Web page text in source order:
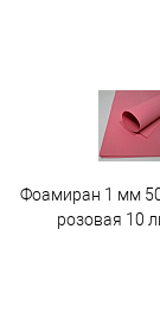
Фоамиран 1 мм
розовая 10